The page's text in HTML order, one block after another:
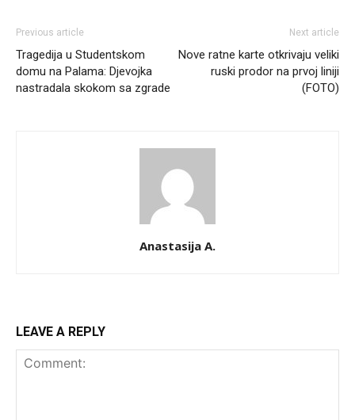
Previous article
Tragedija u Studentskom
domu na Palama: Djevojka
nastradala skokom sa zgrade
Next article
Nove ratne karte otkrivaju veliki
ruski prodor na prvoj liniji
(FOTO)
Anastasija A.
LEAVE A REPLY